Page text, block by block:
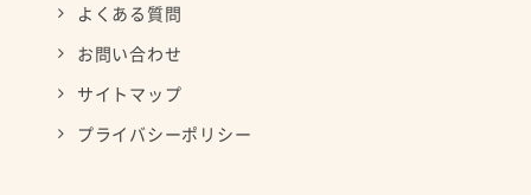
よくある質問
お問い合わせ
サイトマップ
プライバシーポリシー